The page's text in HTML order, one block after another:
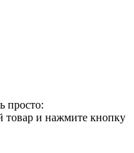
просто:
товар и нажмите кнопку